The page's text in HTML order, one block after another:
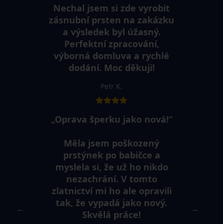
Nechal jsem si zde vyrobit
zásnubní prsten na zakázku
a výsledek byl úžasný.
Perfektní zpracování,
výborná domluva a rychlé
dodání. Moc děkuji!
Petr K.
„Oprava šperku jako nová!“
Měla jsem poškozený
prstýnek po babičce a
myslela si, že už ho nikdo
nezachrání. V tomto
zlatnictví mi ho ale opravili
tak, že vypadá jako nový.
Skvělá práce!
← →